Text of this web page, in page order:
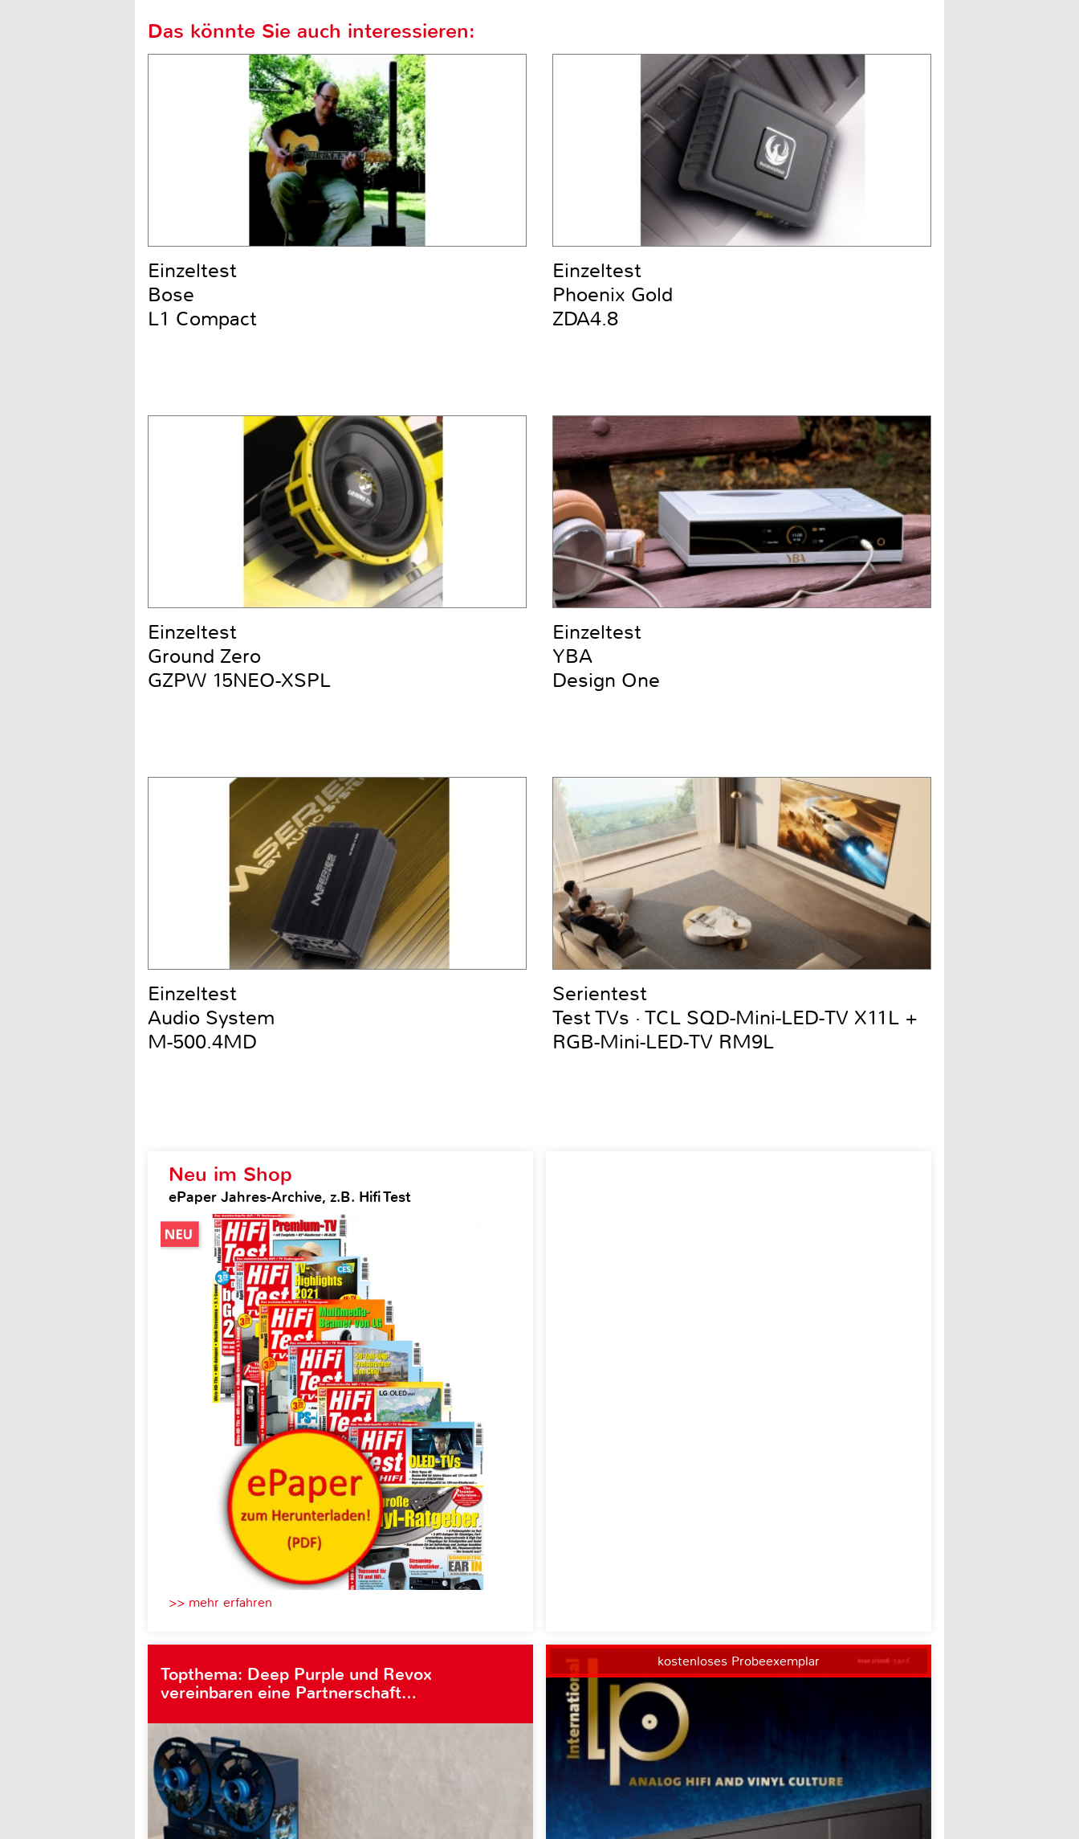
Neu im Shop
ePaper Jahres-Archive, z.B. Hifi Test
>> mehr erfahren
Topthema: Deep Purple und Revox
vereinbaren eine Partnerschaft…
kostenloses Probeexemplar
Das könnte Sie auch interessieren:
Einzeltest
Bose
L1 Compact
Einzeltest
Phoenix Gold
ZDA4.8
Einzeltest
Ground Zero
GZPW 15NEO-XSPL
Einzeltest
YBA
Design One
Einzeltest
Audio System
M-500.4MD
Serientest
Test TVs · TCL SQD-Mini-LED-TV X11L +
RGB-Mini-LED-TV RM9L